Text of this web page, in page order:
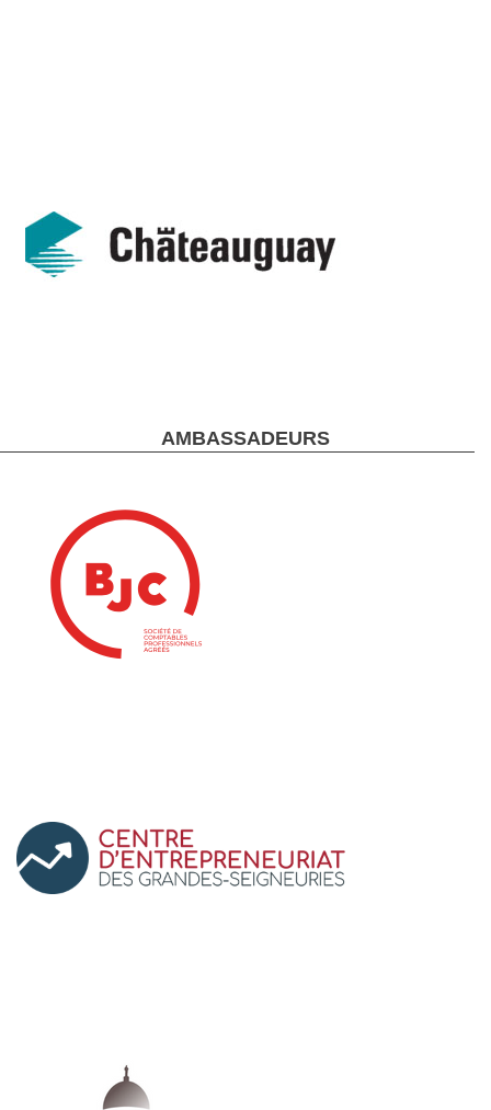
AMBASSADEURS